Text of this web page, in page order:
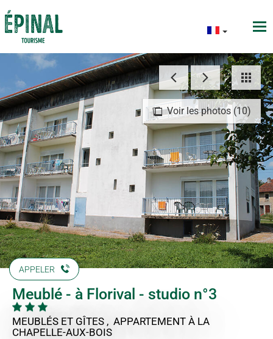
Voir les photos (10)
APPELER
Meublé - à Florival - studio n°3
MEUBLÉS ET GÎTES , APPARTEMENT À LA
CHAPELLE-AUX-BOIS